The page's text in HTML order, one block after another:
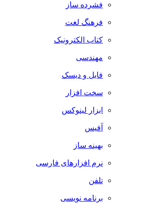
فشرده ساز
فرهنگ لغت
کتاب الکترونیک
مهندسی
فایل و دیسک
سخت افزار
ابزار لینوکس
آفیس
بهینه ساز
نرم افزارهای فارسی
تلفن
برنامه نویسی